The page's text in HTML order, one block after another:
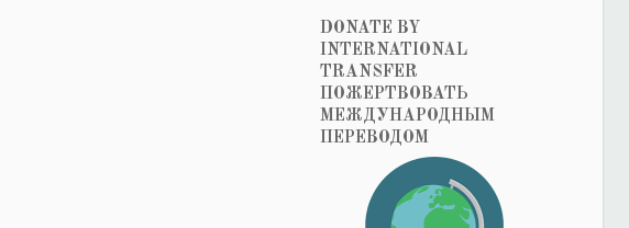
DONATE BY
INTERNATIONAL
TRANSFER
ПОЖЕРТВОВАТЬ
МЕЖДУНАРОДНЫМ
ПЕРЕВОДОМ